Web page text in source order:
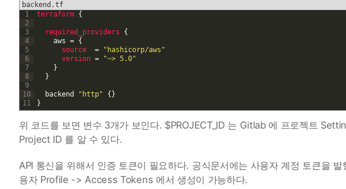
backend.tf
1
2
3
4
5
6
7
8
9
10
11
terraform {
required_providers
{
aws = {
source
=
"hashicorp/aws"
version =
"~> 5.0"
}
}
backend "http" { }
}
위 코드를 보면 변수 3개가 보인다. $PROJECT_ID 는 Gitlab 에 프로젝트
Project ID 를 알 수 있다.
API 통신을 위해서 인증 토큰이 필요하다. 공식문서에는 사용자 계정 토큰을
용자 Profile -> Access Tokens 에서 생성이 가능하다.